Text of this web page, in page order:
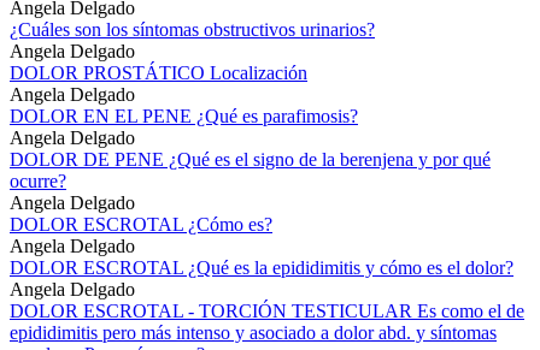
Angela Delgado
¿Cuáles son los síntomas obstructivos urinarios?
Angela Delgado
DOLOR PROSTÁTICO Localización
Angela Delgado
DOLOR EN EL PENE ¿Qué es parafimosis?
Angela Delgado
DOLOR DE PENE ¿Qué es el signo de la berenjena y por qué
ocurre?
Angela Delgado
DOLOR ESCROTAL ¿Cómo es?
Angela Delgado
DOLOR ESCROTAL ¿Qué es la epididimitis y cómo es el dolor?
Angela Delgado
DOLOR ESCROTAL - TORCIÓN TESTICULAR Es como el de
epididimitis pero más intenso y asociado a dolor abd. y síntomas